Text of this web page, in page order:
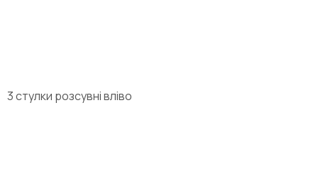
3 стулки розсувні вліво